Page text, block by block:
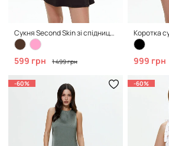
Сукня Second Skin зі спідницею в складку, Brown
599 грн 1 499 грн 999 грн
-60% -60%